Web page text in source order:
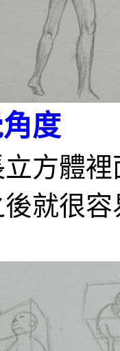
度
方體
就很